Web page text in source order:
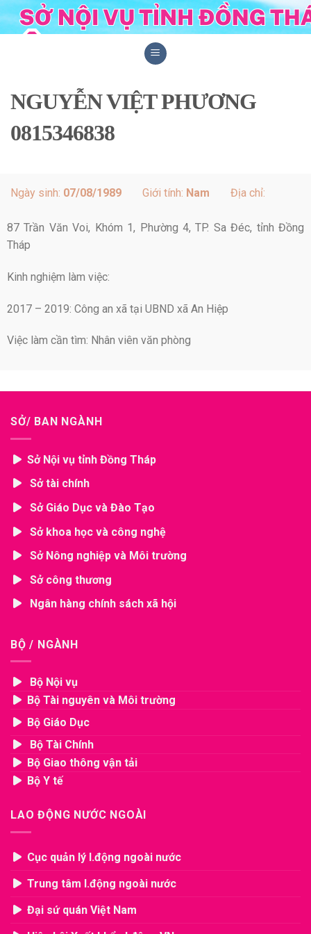
Skip
to
NGUYỄN VIỆT PHƯƠNG
0815346838
Ngày sinh: 07/08/1989 Giới tính: Nam Địa chỉ:
87 Trần Văn Voi, Khóm 1, Phường 4, TP. Sa Đéc, tỉnh Đồng
Tháp
Kinh nghiệm làm việc:
2017 – 2019: Công an xã tại UBND xã An Hiệp
Việc làm cần tìm: Nhân viên văn phòng
SỞ/ BAN NGÀNH
Sở Nội vụ tỉnh Đồng Tháp
Sở tài chính
Sở Giáo Dục và Đào Tạo
Sở khoa học và công nghệ
Sở Nông nghiệp và Môi trường
Sở công thương
Ngân hàng chính sách xã hội
BỘ / NGÀNH
Bộ Nội vụ
Bộ Tài nguyên và Môi trường
Bộ Giáo Dục
Bộ Tài Chính
Bộ Giao thông vận tải
Bộ Y tế
LAO ĐỘNG NƯỚC NGOÀI
Cục quản lý l.động ngoài nước
Trung tâm l.động ngoài nước
Đại sứ quán Việt Nam